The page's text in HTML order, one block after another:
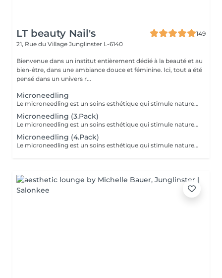
LT beauty Nail's
149
21, Rue du Village Junglinster L-6140
Bienvenue dans un institut entièrement dédié à la beauté et au
bien-être, dans une ambiance douce et féminine. Ici, tout a été
pensé dans un univers r...
Microneedling
Le microneedling est un soins esthétique qui stimule naturellement le renouvellement cellulaire grâce a l'utilisation d'un dispositif muni de micro aiguille c'est microperforation contrôler active les mécanisme de réparation cutanée et favorisent la production de collagène et d'élastine. Ce traitement aide a améliorer la texture et la fermeté de la peau a atténuer les ridules les pore dilates les cicatrices d'acnés et certaine irrégularités pigmentaire.
Microneedling (3.Pack)
Le microneedling est un soins esthétique qui stimule naturellement le renouvellement cellulaire grâce a l'utilisation d'un dispositif muni de micro aiguille c'est microperforation contrôler active les mécanisme de réparation cutanée et favorisent la production de collagène et d'élastine. Ce traitement aide a améliorer la texture et la fermeté de la peau a atténuer les ridules les pore dilates les cicatrices d'acnés et certaine irrégularités pigmentaire.
Microneedling (4.Pack)
Le microneedling est un soins esthétique qui stimule naturellement le renouvellement cellulaire grâce a l'utilisation d'un dispositif muni de micro aiguille c'est microperforation contrôler active les mécanisme de réparation cutanée et favorisent la production de collagène et d'élastine. Ce traitement aide a améliorer la texture et la fermeté de la peau a atténuer les ridules les pore dilates les cicatrices d'acnés et certaine irrégularités pigmentaire.